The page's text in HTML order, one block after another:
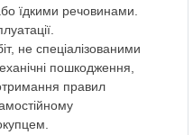
їдкими речовинами.
не спеціалізованими
пошкодження,
правил